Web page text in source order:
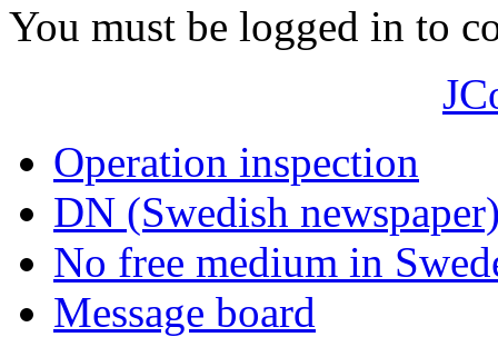
You must be logged in to
Operation inspection
DN (Swedish
No free medium in
Message board